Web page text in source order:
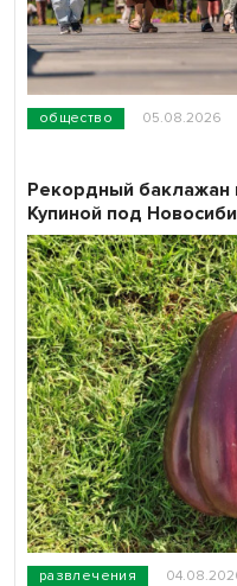
общество 05.08.2026
развлечения
Рекордный баклажан
Купиной под